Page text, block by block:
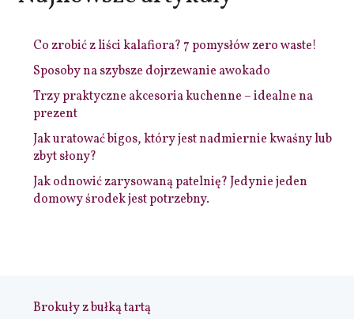
Co zrobić z liści kalafiora? 7 pomysłów zero waste!
Sposoby na szybsze dojrzewanie awokado
Trzy praktyczne akcesoria kuchenne – idealne na
prezent
Jak uratować bigos, który jest nadmiernie kwaśny lub
zbyt słony?
Jak odnowić zarysowaną patelnię? Jedynie jeden
domowy środek jest potrzebny.
Brokuły z bułką tartą